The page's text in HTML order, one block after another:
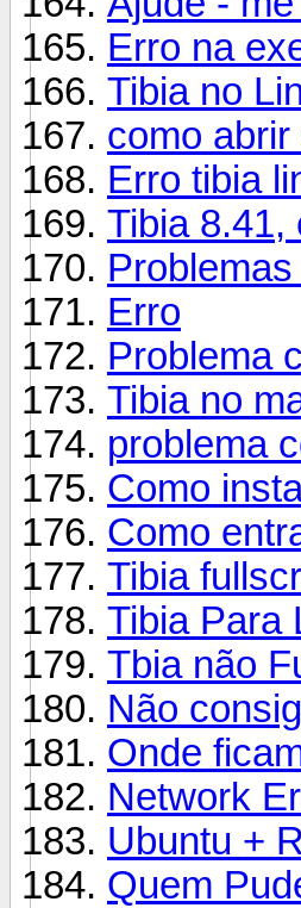
Erro na
Tibia no
como
Erro tibia
Tibia 8.41,
Erro
Problema
Tibia no
problema
Como
Como
Tibia
Tibia Para
Tbia não
Não
Onde
Network
Ubuntu +
Quem